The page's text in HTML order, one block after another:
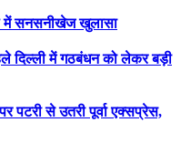
में सनसनीखेज खुलासा
दिल्ली में गठबंधन को लेकर बड़ी
पटरी से उतरी पूर्वा एक्सप्रेस,